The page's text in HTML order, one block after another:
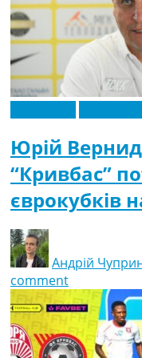
Юрій
“Кривбас”
єврокубків
Андрій
comment